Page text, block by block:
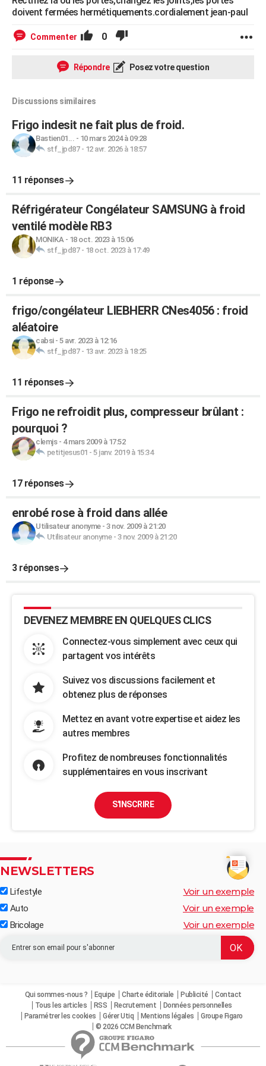
doivent fermées hermétiquements.cordialement jean-paul
Commenter 0
Répondre Posez votre question
Discussions similaires
Frigo indesit ne fait plus de froid.
Bastien01... - 10 mars 2024 à 09:28
stf_jpd87- 12 avr. 2026 à 18:57
11 réponses
Réfrigérateur Congélateur SAMSUNG à froid
ventilé modèle RB3
MONIKA- 18 oct. 2023 à 15:06
stf_jpd87- 18 oct. 2023 à 17:49
1 réponse
frigo/congélateur LIEBHERR CNes4056 : froid
aléatoire
cabsi- 5 avr. 2023 à 12:16
stf_jpd87- 13 avr. 2023 à 18:25
11 réponses
Frigo ne refroidit plus, compresseur brûlant :
pourquoi ?
clemjs- 4 mars 2009 à 17:52
petitjesus01 - 5 janv. 2019 à 15:34
17 réponses
enrobé rose à froid dans allée
Utilisateur anonyme- 3 nov. 2009 à 21:20
Utilisateur anonyme- 3 nov. 2009 à 21:20
3 réponses
DEVENEZ MEMBRE EN QUELQUES CLICS
Connectez-vous simplement avec ceux qui
partagent vos intérêts
Suivez vos discussions facilement et
obtenez plus de réponses
Mettez en avant votre expertise et aidez les
autres membres
Profitez de nombreuses fonctionnalités
supplémentaires en vous inscrivant
S'INSCRIRE
NEWSLETTERS
Lifestyle Voir un exemple
Auto Voir un exemple
Bricolage Voir un exemple
Qui sommes-nous ? Equipe Charte éditoriale Publicité
Contact
Tous les articles
RSS Recrutement
Données personnelles
Paramétrer les cookies
Gérer Utiq Mentions légales
Groupe Figaro
© 2026 CCM Benchmark